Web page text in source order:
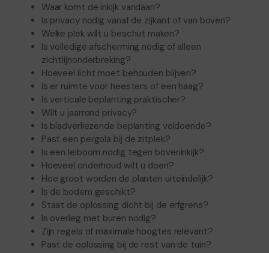
Waar komt de inkijk vandaan?
Is privacy nodig vanaf de zijkant of van boven?
Welke plek wilt u beschut maken?
Is volledige afscherming nodig of alleen
zichtlijnonderbreking?
Hoeveel licht moet behouden blijven?
Is er ruimte voor heesters of een haag?
Is verticale beplanting praktischer?
Wilt u jaarrond privacy?
Is bladverliezende beplanting voldoende?
Past een pergola bij de zitplek?
Is een leiboom nodig tegen boveninkijk?
Hoeveel onderhoud wilt u doen?
Hoe groot worden de planten uiteindelijk?
Is de bodem geschikt?
Staat de oplossing dicht bij de erfgrens?
Is overleg met buren nodig?
Zijn regels of maximale hoogtes relevant?
Past de oplossing bij de rest van de tuin?